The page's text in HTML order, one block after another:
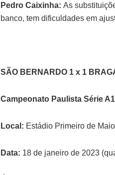
Pedro Caixinha: As
banco, tem dificuldades em
SÃO BERNARDO 1 x 1
Campeonato Paulista Série A1
Local: Estádio Primeiro de
Data: 18 de janeiro de 2023